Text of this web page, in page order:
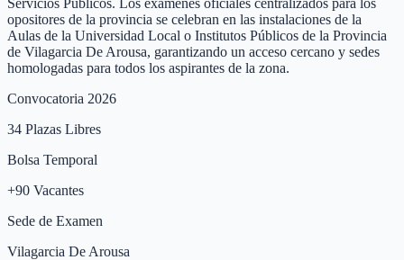
opositores de la provincia se celebran en las instalaciones de la
Aulas de la Universidad Local o Institutos Públicos de la Provincia
de Vilagarcia De Arousa, garantizando un acceso cercano y sedes
homologadas para todos los aspirantes de la zona.
Convocatoria 2026
34 Plazas Libres
Bolsa Temporal
+90 Vacantes
Sede de Examen
Vilagarcia De Arousa